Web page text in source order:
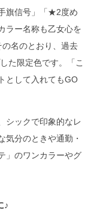
旗信号」「★2度め
ラー名称も乙女心を
名のとおり、過去
た限定色です。「こ
として入れてもGO
シックで印象的なレ
気分のときや通勤・
」のワンカラーやグ
♪